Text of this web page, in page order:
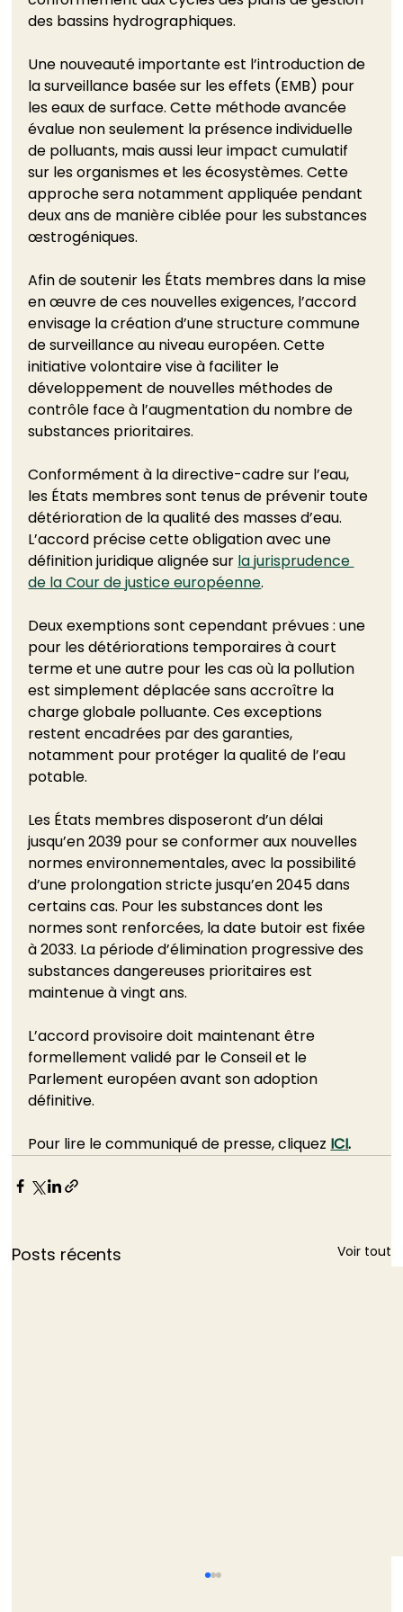
des bassins hydrographiques.
Une nouveauté importante est l’introduction de
la surveillance basée sur les effets (EMB) pour
les eaux de surface. Cette méthode avancée
évalue non seulement la présence individuelle
de polluants, mais aussi leur impact cumulatif
sur les organismes et les écosystèmes. Cette
approche sera notamment appliquée pendant
deux ans de manière ciblée pour les substances
œstrogéniques.
Afin de soutenir les États membres dans la mise
en œuvre de ces nouvelles exigences, l’accord
envisage la création d’une structure commune
de surveillance au niveau européen. Cette
initiative volontaire vise à faciliter le
développement de nouvelles méthodes de
contrôle face à l’augmentation du nombre de
substances prioritaires.
Conformément à la directive-cadre sur l’eau,
les États membres sont tenus de prévenir toute
détérioration de la qualité des masses d’eau.
L’accord précise cette obligation avec une
définition juridique alignée sur la jurisprudence
de la Cour de justice européenne.
Deux exemptions sont cependant prévues : une
pour les détériorations temporaires à court
terme et une autre pour les cas où la pollution
est simplement déplacée sans accroître la
charge globale polluante. Ces exceptions
restent encadrées par des garanties,
notamment pour protéger la qualité de l’eau
potable.
Les États membres disposeront d’un délai
jusqu’en 2039 pour se conformer aux nouvelles
normes environnementales, avec la possibilité
d’une prolongation stricte jusqu’en 2045 dans
certains cas. Pour les substances dont les
normes sont renforcées, la date butoir est fixée
à 2033. La période d’élimination progressive des
substances dangereuses prioritaires est
maintenue à vingt ans.
L’accord provisoire doit maintenant être
formellement validé par le Conseil et le
Parlement européen avant son adoption
définitive.
Pour lire le communiqué de presse, cliquez ICI.
Posts récents Voir tout